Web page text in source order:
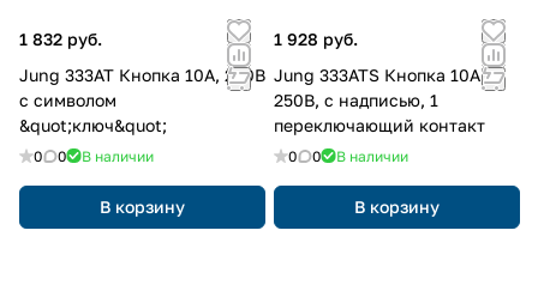
1 832 руб.
Jung 333AT Кнопка 10А, 250В
с символом
&quot;ключ&quot;
0 0 В наличии
В корзину
1 928 руб.
Jung 333ATS Кнопка 10А,
250В, с надписью, 1
переключающий контакт
0 0 В наличии
В корзину